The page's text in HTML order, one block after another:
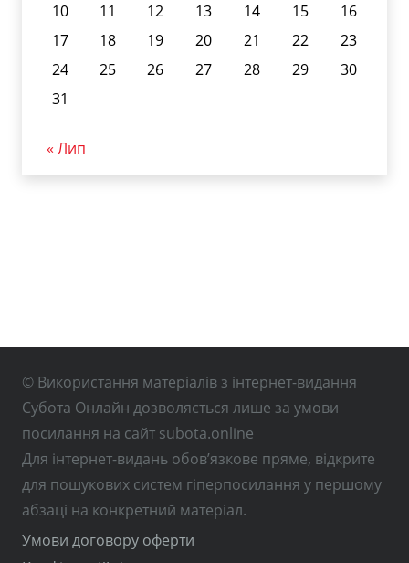
10
11 12 13 14 15
16
17
18 19 20 21 22
23
24
25 26 27 28 29
30
31
« Лип
© Використання матеріалів з інтернет-видання
Субота Онлайн дозволяється лише за умови
посилання на сайт subota.online
Для інтернет-видань обов’язкове пряме, відкрите
для пошукових систем гіперпосилання у першому
абзаці на конкретний матеріал.
Умови договору оферти